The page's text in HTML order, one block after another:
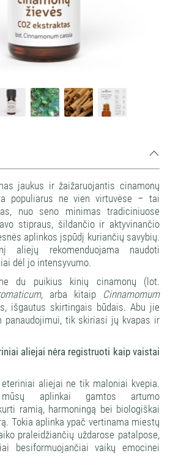
jaukus ir žaižaruojantis cinamonų
populiarus ne vien virtuvėse – tai
nuo seno minimas tradiciniuose
stipraus, šildančio ir aktyvinančio
aplinkos įspūdį kuriančių savybių.
aliejų rekomenduojama naudoti
dėl jo intensyvumo.
du puikius kinių cinamonų (lot.
, arba kitaip Cinnamomum
išgautus skirtingais būdais. Abu jie
panaudojimui, tik skiriasi jų kvapas ir
aliejai nėra registruoti kaip vaistai
aliejai ne tik maloniai kvepia.
aplinkai gamtos artumo
ramią, harmoningą bei biologiškai
Tokia aplinka ypač vertinama miestų
praleidžiančių uždarose patalpose,
besiformuojančiai vaikų emocinei